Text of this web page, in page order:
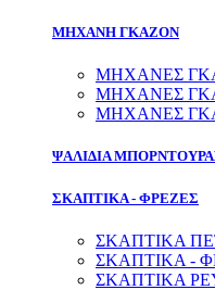
ΜΗΧΑΝΗ ΓΚΑΖΟΝ
ΜΗΧΑΝΕΣ
ΜΗΧΑΝΕΣ
ΜΗΧΑΝΕΣ
ΨΑΛΙΔΙΑ
ΣΚΑΠΤΙΚΑ - ΦΡΕΖΕΣ
ΣΚΑΠΤΙΚΑ
ΣΚΑΠΤΙΚΑ -
ΣΚΑΠΤΙΚΑ